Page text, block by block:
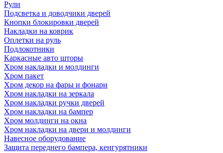
Рули
Подсветка и доводчики дверей
Кнопки блокировки дверей
Накладки на коврик
Оплетки на руль
Подлокотники
Каркасные авто шторы
Хром накладки и молдинги
Хром пакет
Хром декор на фары и фонари
Хром накладки на зеркала
Хром накладки ручки дверей
Хром накладки на бампер
Хром молдинги на окна
Хром накладки на двери и молдинги
Навесное оборудование
Защита переднего бампера, кенгурятники